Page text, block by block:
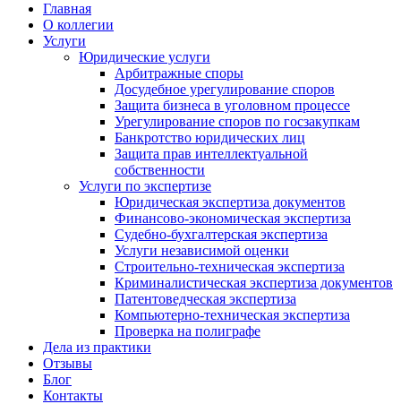
Главная
О коллегии
Услуги
Юридические услуги
Арбитражные споры
Досудебное урегулирование споров
Защита бизнеса в уголовном процессе
Урегулирование споров по госзакупкам
Банкротство юридических лиц
Защита прав интеллектуальной
собственности
Услуги по экспертизе
Юридическая экспертиза документов
Финансово-экономическая экспертиза
Судебно-бухгалтерская экспертиза
Услуги независимой оценки
Строительно-техническая экспертиза
Криминалистическая экспертиза документов
Патентоведческая экспертиза
Компьютерно-техническая экспертиза
Проверка на полиграфе
Дела из практики
Отзывы
Блог
Контакты